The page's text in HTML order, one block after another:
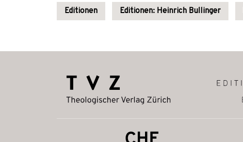
Editionen Editionen: Heinrich Bullinger